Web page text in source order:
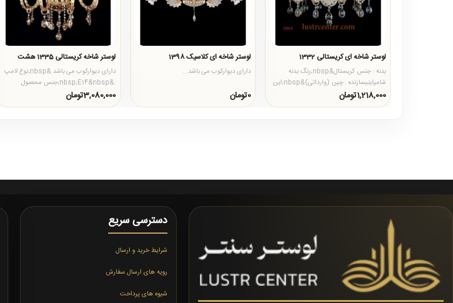
لوستر شاخه ای کریستالی 1332
بدنه : جنس کریستال&nbsp;رنگ بدنه
شامپاینیسازنده : چین (وارداتی)&nbsp;این
محصول در تعداد شاخه های دیو..
1,218,000تومان
لوستر شاخه ای کلاسیک 1398
دارای دیوارکوب می باشد...
0تومان
لوستر شاخه کریستالی 1335 هشت
دارای دیوارکوب می باشد.&nbsp;نوع لامپ
:&nbsp;E14&nbsp;جنس محصول
:&nbsp;شیشه ای کریستال..
3,080,000تومان
دسترسی سریع
شرایط خرید و ارسال
رویه های ارسال سفارش
شیوه های پرداخت